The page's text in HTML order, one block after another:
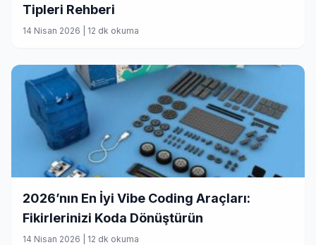
Tipleri Rehberi
14 Nisan 2026 12 dk okuma
2026’nın En İyi Vibe Coding Araçları:
Fikirlerinizi Koda Dönüştürün
14 Nisan 2026 12 dk okuma